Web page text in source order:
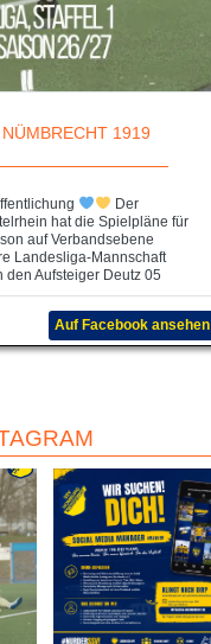
1919
Der
hat die Spielpläne für
auf Verbandsebene
Landesliga-Mannschaft
den Aufsteiger Deutz 05
Auf Facebook ansehen